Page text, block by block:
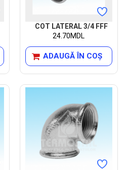
COT LATERAL 3/4 FFF
24.70MDL
ADAUGĂ ÎN COŞ